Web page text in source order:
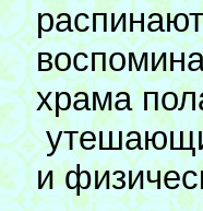
храма
и